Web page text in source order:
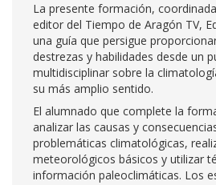
La presente formación,
editor del Tiempo de Aragón TV,
una guía que persigue
destrezas y habilidades desde un
multidisciplinar sobre la
su más amplio sentido.
El alumnado que complete la
analizar las causas y
problemáticas climatológicas,
meteorológicos básicos y utilizar
información paleoclimáticas. Los